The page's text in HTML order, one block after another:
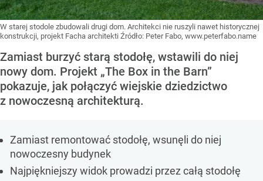
W starej stodole zbudowali drugi dom. Architekci nie ruszyli nawet historycznej
konstrukcji, projekt Facha architekti Źródło: Peter Fabo, www.peterfabo.name
Zamiast burzyć starą stodołę, wstawili do niej
nowy dom. Projekt „The Box in the Barn”
pokazuje, jak połączyć wiejskie dziedzictwo
z nowoczesną architekturą.
Zamiast remontować stodołę, wsunęli do niej
nowoczesny budynek
Najpiękniejszy widok prowadzi przez całą stodołę